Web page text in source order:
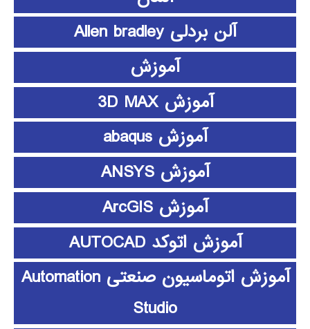
آلن بردلی Allen bradley
آموزش
آموزش 3D MAX
آموزش abaqus
آموزش ANSYS
آموزش ArcGIS
آموزش اتوکد AUTOCAD
آموزش اتوماسیون صنعتی Automation
Studio